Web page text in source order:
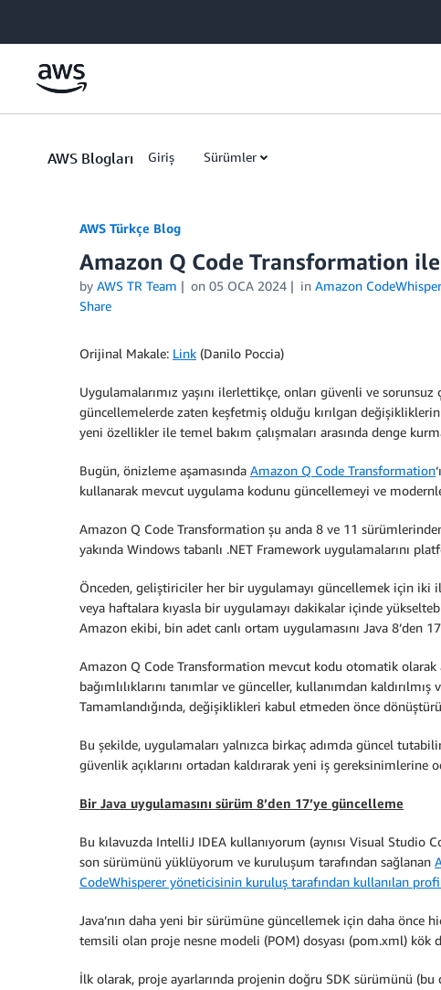
AWS Blogları Giriş Sürümler
AWS Türkçe Blog
Amazon Q Code Transformation
by AWS TR Team on 05 OCA 2024 in Amazon
Share
Orijinal Makale: Link (Danilo Poccia)
Uygulamalarımız yaşını ilerlettikçe, onları güvenli ve
güncellemelerde zaten keşfetmiş olduğu kırılgan
yeni özellikler ile temel bakım çalışmaları arasında denge
Bugün, önizleme aşamasında Amazon Q Code Transformation
kullanarak mevcut uygulama kodunu güncellemeyi ve
Amazon Q Code Transformation şu anda 8 ve 11
yakında Windows tabanlı .NET Framework uygulamalarını
Önceden, geliştiriciler her bir uygulamayı güncellemek için
veya haftalara kıyasla bir uygulamayı dakikalar içinde
Amazon ekibi, bin adet canlı ortam uygulamasını Java 8’den
Amazon Q Code Transformation mevcut kodu otomatik
bağımlılıklarını tanımlar ve günceller, kullanımdan
Tamamlandığında, değişiklikleri kabul etmeden önce
Bu şekilde, uygulamaları yalnızca birkaç adımda güncel
güvenlik açıklarını ortadan kaldırarak yeni iş gereksinimlerine
Bir Java uygulamasını sürüm 8’den 17’ye güncelleme
Bu kılavuzda IntelliJ IDEA kullanıyorum (aynısı Visual
son sürümünü yüklüyorum ve kuruluşum tarafından sağlanan
CodeWhisperer yöneticisinin kuruluş tarafından kullanılan
Java’nın daha yeni bir sürümüne güncellemek için daha önce
temsili olan proje nesne modeli (POM) dosyası (pom.xml) kök
İlk olarak, proje ayarlarında projenin doğru SDK sürümünü (bu